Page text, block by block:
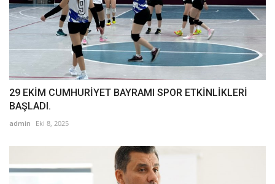
29 EKİM CUMHURİYET BAYRAMI SPOR ETKİNLİKLERİ
BAŞLADI.
admin Eki 8, 2025